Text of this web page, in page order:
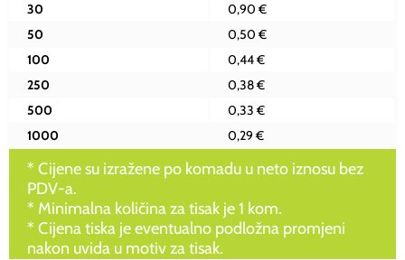
30
0,90 €
50
0,50 €
100
0,44 €
250
0,38 €
500
0,33 €
1000
0,29 €
* Cijene su izražene po komadu u neto iznosu bez
PDV-a.
* Minimalna količina za tisak je 1 kom.
* Cijena tiska je eventualno podložna promjeni
nakon uvida u motiv za tisak.